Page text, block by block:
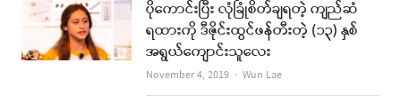
ပိုကောင်းပြီး လုံခြုံစိတ်ချရတဲ့ ကျည်ဆံ
ရထားကို ဒီဇိုင်းထွင်ဖန်တီးတဲ့ (၁၃) နှစ်
အရွယ်ကျောင်းသူလေး
November 4, 2019 Author
Wun Lae